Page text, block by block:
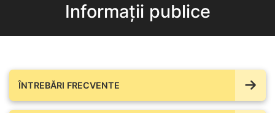
Informații publice
ÎNTREBĂRI FRECVENTE